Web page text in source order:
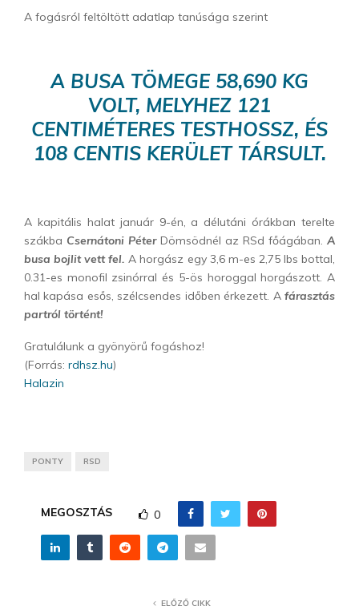
A fogásról feltöltött adatlap tanúsága szerint
A BUSA TÖMEGE 58,690 KG
VOLT, MELYHEZ 121
CENTIMÉTERES TESTHOSSZ, ÉS
108 CENTIS KERÜLET TÁRSULT.
A kapitális halat január 9-én, a délutáni órákban terelte
szákba Csernátoni PéterDömsödnél az RSd főágában. A
busa bojlit vett fel. A horgász egy 3,6 m-es 2,75 lbs bottal,
0.31-es monofil zsinórral és 5-ös horoggal horgászott. A
hal kapása esős, szélcsendes időben érkezett. A fárasztás
partról történt!
Gratulálunk a gyönyörű fogáshoz!
(Forrás: rdhsz.hu)
Halazin
PONTY RSD
MEGOSZTÁS 0
ELŐZŐ CIKK